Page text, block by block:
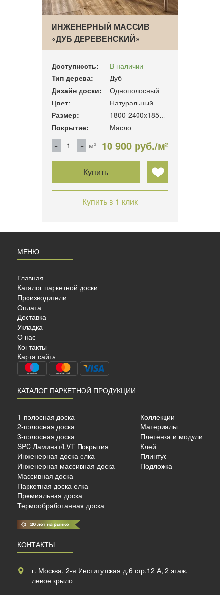
ИНЖЕНЕРНЫЙ МАССИВ
«ДУБ ДЕРЕВЕНСКИЙ»
Доступность:
В наличии
Тип дерева:
Дуб
Дизайн доски:
Однополосный
Цвет:
Натуральный
Размер:
1800-2400х185х16мм
Покрытие:
Масло
м²
10 900 руб./м²
Купить
Купить в 1 клик
МЕНЮ
Главная
Каталог паркетной доски
Производители
Оплата
Доставка
Укладка
О нас
Контакты
Карта сайта
КАТАЛОГ ПАРКЕТНОЙ ПРОДУКЦИИ
1-полосная доска
2-полосная доска
3-полосная доска
SPC Ламинат/LVT Покрытия
Инженерная доска елка
Инженерная массивная доска
Массивная доска
Паркетная доска елка
Премиальная доска
Термообработанная доска
Коллекции
Материалы
Плетенка и модули
Клей
Плинтус
Подложка
КОНТАКТЫ
г. Москва, 2-я Институтская д.6 стр.12 А, 2 этаж,
левое крыло